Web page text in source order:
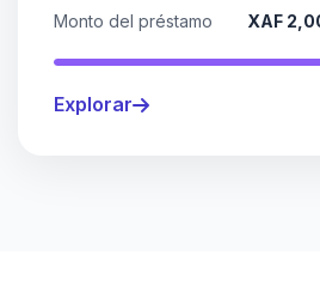
Monto del préstamo XAF
Explorar